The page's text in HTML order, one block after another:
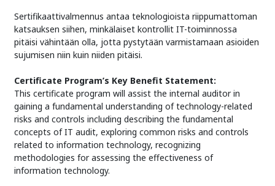
Sertifikaattivalmennus antaa teknologioista riippumattoman
katsauksen siihen, minkälaiset kontrollit IT-toiminnossa
pitäisi vähintään olla, jotta pystytään varmistamaan asioiden
sujumisen niin kuin niiden pitäisi.
Certificate Program’s Key Benefit Statement:
This certificate program will assist the internal auditor in
gaining a fundamental understanding of technology-related
risks and controls including describing the fundamental
concepts of IT audit, exploring common risks and controls
related to information technology, recognizing
methodologies for assessing the effectiveness of
information technology.